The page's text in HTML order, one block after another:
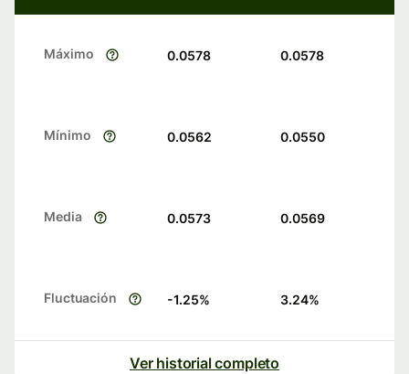
Máximo 0.0578 0.0578
Mínimo 0.0562 0.0550
Media 0.0573 0.0569
Fluctuación -1.25% 3.24%
Ver historial completo